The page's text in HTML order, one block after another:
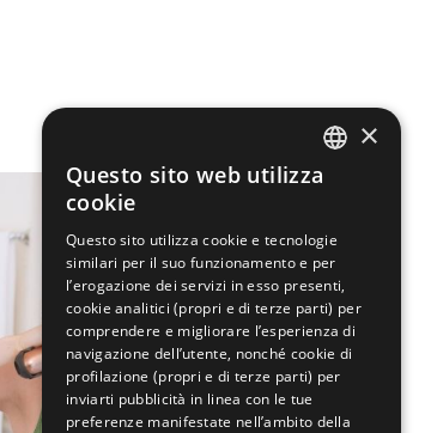
×
Questo sito web utilizza
cookie
Questo sito utilizza cookie e tecnologie
similari per il suo funzionamento e per
l’erogazione dei servizi in esso presenti,
cookie analitici (propri e di terze parti) per
comprendere e migliorare l’esperienza di
navigazione dell’utente, nonché cookie di
profilazione (propri e di terze parti) per
inviarti pubblicità in linea con le tue
preferenze manifestate nell’ambito della